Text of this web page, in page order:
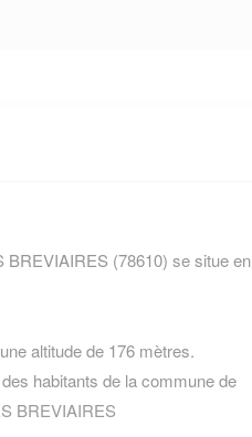
BREVIAIRES (78610) se situe en
altitude de 176 mètres.
habitants de la commune de
BREVIAIRES